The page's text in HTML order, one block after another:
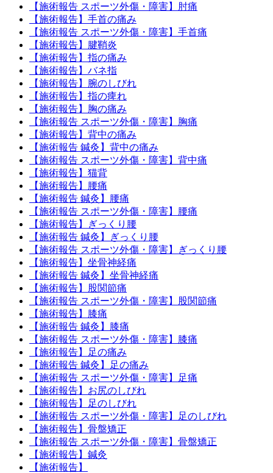
【施術報告 スポーツ外傷・障害】肘痛
【施術報告】手首の痛み
【施術報告 スポーツ外傷・障害】手首痛
【施術報告】腱鞘炎
【施術報告】指の痛み
【施術報告】バネ指
【施術報告】腕のしびれ
【施術報告】指の痺れ
【施術報告】胸の痛み
【施術報告 スポーツ外傷・障害】胸痛
【施術報告】背中の痛み
【施術報告 鍼灸】背中の痛み
【施術報告 スポーツ外傷・障害】背中痛
【施術報告】猫背
【施術報告】腰痛
【施術報告 鍼灸】腰痛
【施術報告 スポーツ外傷・障害】腰痛
【施術報告】ぎっくり腰
【施術報告 鍼灸】ぎっくり腰
【施術報告 スポーツ外傷・障害】ぎっくり腰
【施術報告】坐骨神経痛
【施術報告 鍼灸】坐骨神経痛
【施術報告】股関節痛
【施術報告 スポーツ外傷・障害】股関節痛
【施術報告】膝痛
【施術報告 鍼灸】膝痛
【施術報告 スポーツ外傷・障害】膝痛
【施術報告】足の痛み
【施術報告 鍼灸】足の痛み
【施術報告 スポーツ外傷・障害】足痛
【施術報告】お尻のしびれ
【施術報告】足のしびれ
【施術報告 スポーツ外傷・障害】足のしびれ
【施術報告】骨盤矯正
【施術報告 スポーツ外傷・障害】骨盤矯正
【施術報告】鍼灸
【施術報告】